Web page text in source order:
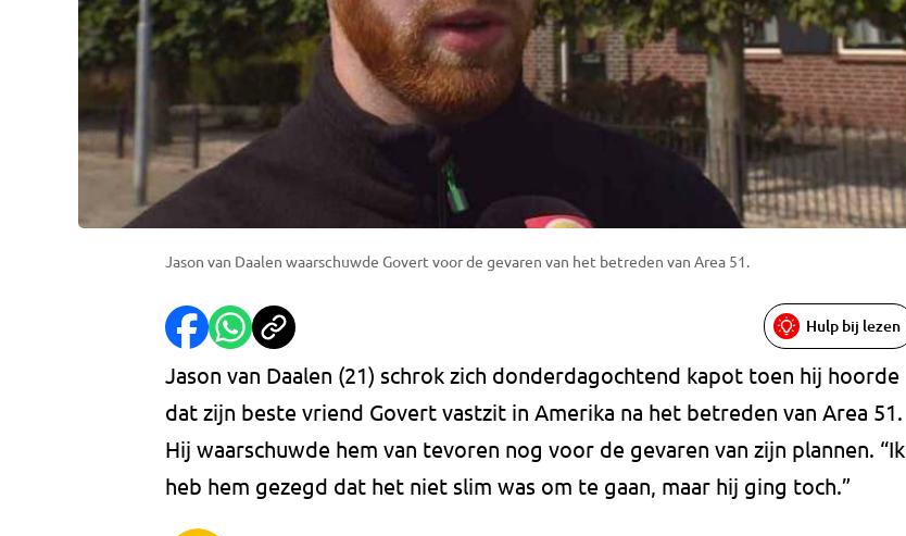
Jason van Daalen waarschuwde Govert voor de gevaren van het betreden van Area 51.
Hulp bij lezen
Jason van Daalen (21) schrok zich donderdagochtend kapot toen hij hoorde
dat zijn beste vriend Govert vastzit in Amerika na het betreden van Area 51.
Hij waarschuwde hem van tevoren nog voor de gevaren van zijn plannen. “Ik
heb hem gezegd dat het niet slim was om te gaan, maar hij ging toch.”